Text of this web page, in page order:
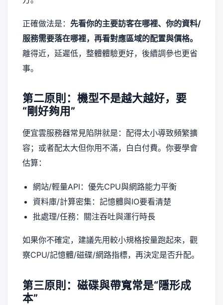
正確做法是： 先看你的主要訪客在哪裡、你的資料/
服務需要落在哪裡，再看對應區域的配置與價格。
離得近，延遲低，整體體驗更好，後續調參也更省
事。
第二原則：機型不是越大越好，要
“剛好夠用”
便宜雲服務器常見陷阱就是：配得太小導致頻繁擴
容；或者配太大但你用不滿，白白付費。你要學會
估算：
網站/輕量API：優先CPU與網路能力平衡
資料庫/計算密集：記憶體與IO要看清楚
批處理/任務：關注吞吐與運行時長
如果你不確定，建議先用較小規格按量跑起來，觀
察CPU/記憶體/磁碟/網路指標，再決定是否升配。
第三原則：磁碟與帶寬常是“隱形成
本”